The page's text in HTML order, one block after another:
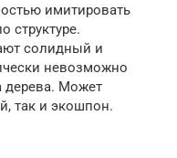
имитировать
структуре.
солидный и
невозможно
дерева. Может
так и экошпон.